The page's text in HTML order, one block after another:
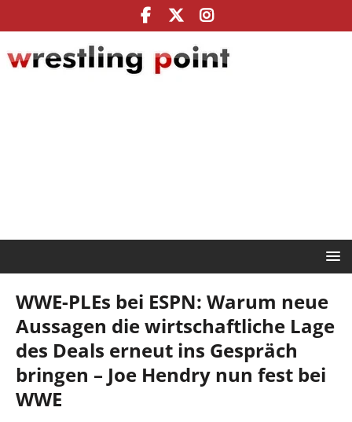
WWE-PLEs bei ESPN: Warum neue
Aussagen die wirtschaftliche Lage
des Deals erneut ins Gespräch
bringen – Joe Hendry nun fest bei
WWE